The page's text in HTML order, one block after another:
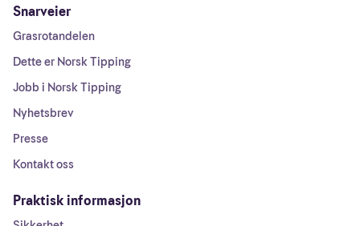
Snarveier
Grasrotandelen
Dette er Norsk Tipping
Jobb i Norsk Tipping
Nyhetsbrev
Presse
Kontakt oss
Praktisk informasjon